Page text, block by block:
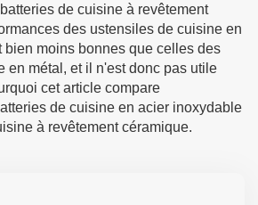
de cuisine à revêtement
des ustensiles de cuisine en
bien moins bonnes que celles des
en métal, et il n'est donc pas utile
cet article compare
de cuisine en acier inoxydable
à revêtement céramique.